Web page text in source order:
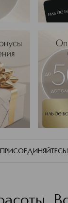
ПРИСОЕДИНЯЙТЕСЬ!